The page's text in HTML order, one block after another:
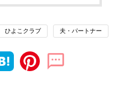
ひよこクラブ 夫・パートナー